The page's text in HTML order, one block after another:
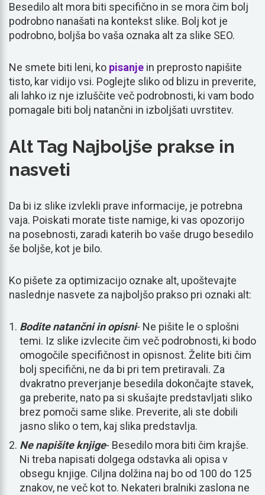
Besedilo alt mora biti specifično in se mora čim bolj
podrobno nanašati na kontekst slike. Bolj kot je
podrobno, boljša bo vaša oznaka alt za slike SEO.
Ne smete biti leni, ko pisanje in preprosto napišite
tisto, kar vidijo vsi. Poglejte sliko od blizu in preverite,
ali lahko iz nje izluščite več podrobnosti, ki vam bodo
pomagale biti bolj natančni in izboljšati uvrstitev.
Alt Tag Najboljše prakse in
nasveti
Da bi iz slike izvlekli prave informacije, je potrebna
vaja. Poiskati morate tiste namige, ki vas opozorijo
na posebnosti, zaradi katerih bo vaše drugo besedilo
še boljše, kot je bilo.
Ko pišete za optimizacijo oznake alt, upoštevajte
naslednje nasvete za najboljšo prakso pri oznaki alt:
Bodite natančni in opisni- Ne pišite le o splošni
temi. Iz slike izvlecite čim več podrobnosti, ki bodo
omogočile specifičnost in opisnost. Želite biti čim
bolj specifični, ne da bi pri tem pretiravali. Za
dvakratno preverjanje besedila dokončajte stavek,
ga preberite, nato pa si skušajte predstavljati sliko
brez pomoči same slike. Preverite, ali ste dobili
jasno sliko o tem, kaj slika predstavlja.
Ne napišite knjige- Besedilo mora biti čim krajše.
Ni treba napisati dolgega odstavka ali opisa v
obsegu knjige. Ciljna dolžina naj bo od 100 do 125
znakov, ne več kot to. Nekateri bralniki zaslona ne